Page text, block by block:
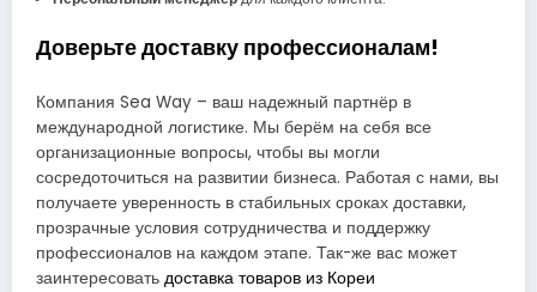
Доверьте доставку профессионалам!
Компания Sea Way – ваш надежный партнёр в
международной логистике. Мы берём на себя все
организационные вопросы, чтобы вы могли
сосредоточиться на развитии бизнеса. Работая с нами, вы
получаете уверенность в стабильных сроках доставки,
прозрачные условия сотрудничества и поддержку
профессионалов на каждом этапе. Так-же вас может
заинтересовать доставка товаров из Кореи